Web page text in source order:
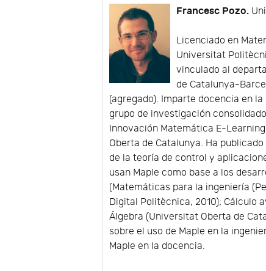
Francesc Pozo.
Licenciado en
Universitat
vinculado al
de Catalunya-
(agregado). Imparte docencia en
grupo de investigación
Innovación Matemática E-
Oberta de Catalunya. Ha
de la teoría de control y
usan Maple como base a los
(Matemáticas para la ingeniería
Digital Politècnica, 2010); Cálculo
Álgebra (Universitat Oberta de
sobre el uso de Maple en la
Maple en la docencia.